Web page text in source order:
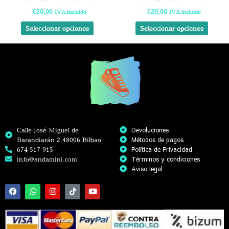
€20,00 IVA incluido
Seleccionar opciones
€20,00 IVA incluido
Seleccionar opciones
Calle José Miguel de
Barandiarán 2 48006 Bilbao
674 517 915
info@andamini.com
Devoluciones
Métodos de pagos
Política de Privacidad
Términos y condiciones
Aviso legal
F
a
c
e
b
o
W
h
a
t
s
a
I
n
s
t
a
g
T
i
k
t
o
k
Y
o
u
t
u
b